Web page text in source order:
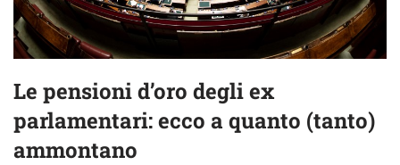
Le pensioni d’oro degli ex
parlamentari: ecco a quanto (tanto)
ammontano